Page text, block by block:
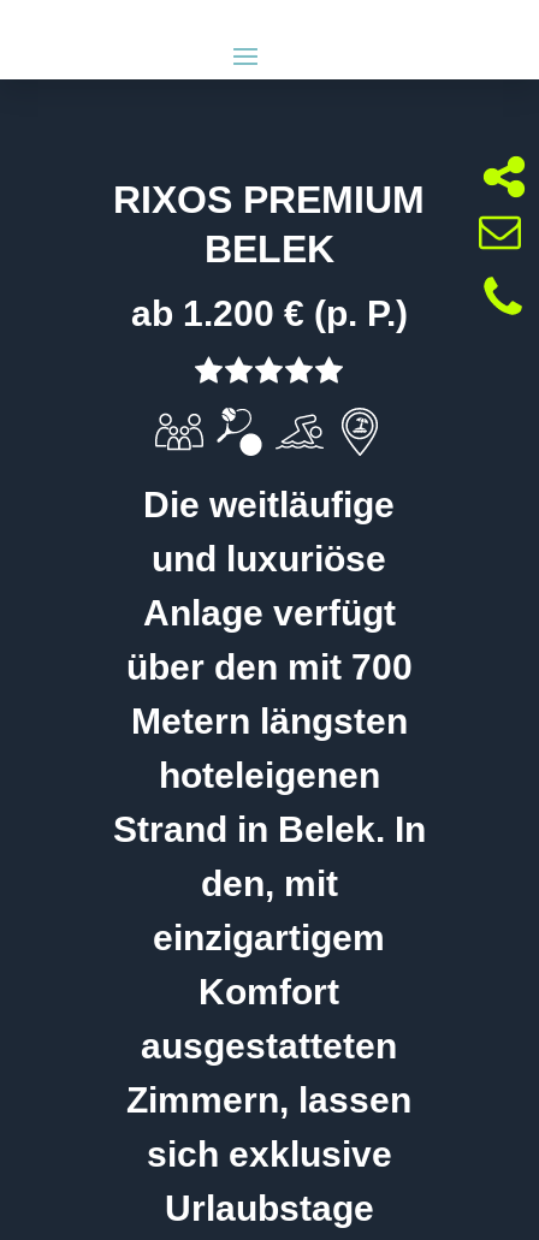
RIXOS PREMIUM
BELEK
ab 1.200 € (p. P.)
Die weitläufige
und luxuriöse
Anlage verfügt
über den mit 700
Metern längsten
hoteleigenen
Strand in Belek. In
den, mit
einzigartigem
Komfort
ausgestatteten
Zimmern, lassen
sich exklusive
Urlaubstage